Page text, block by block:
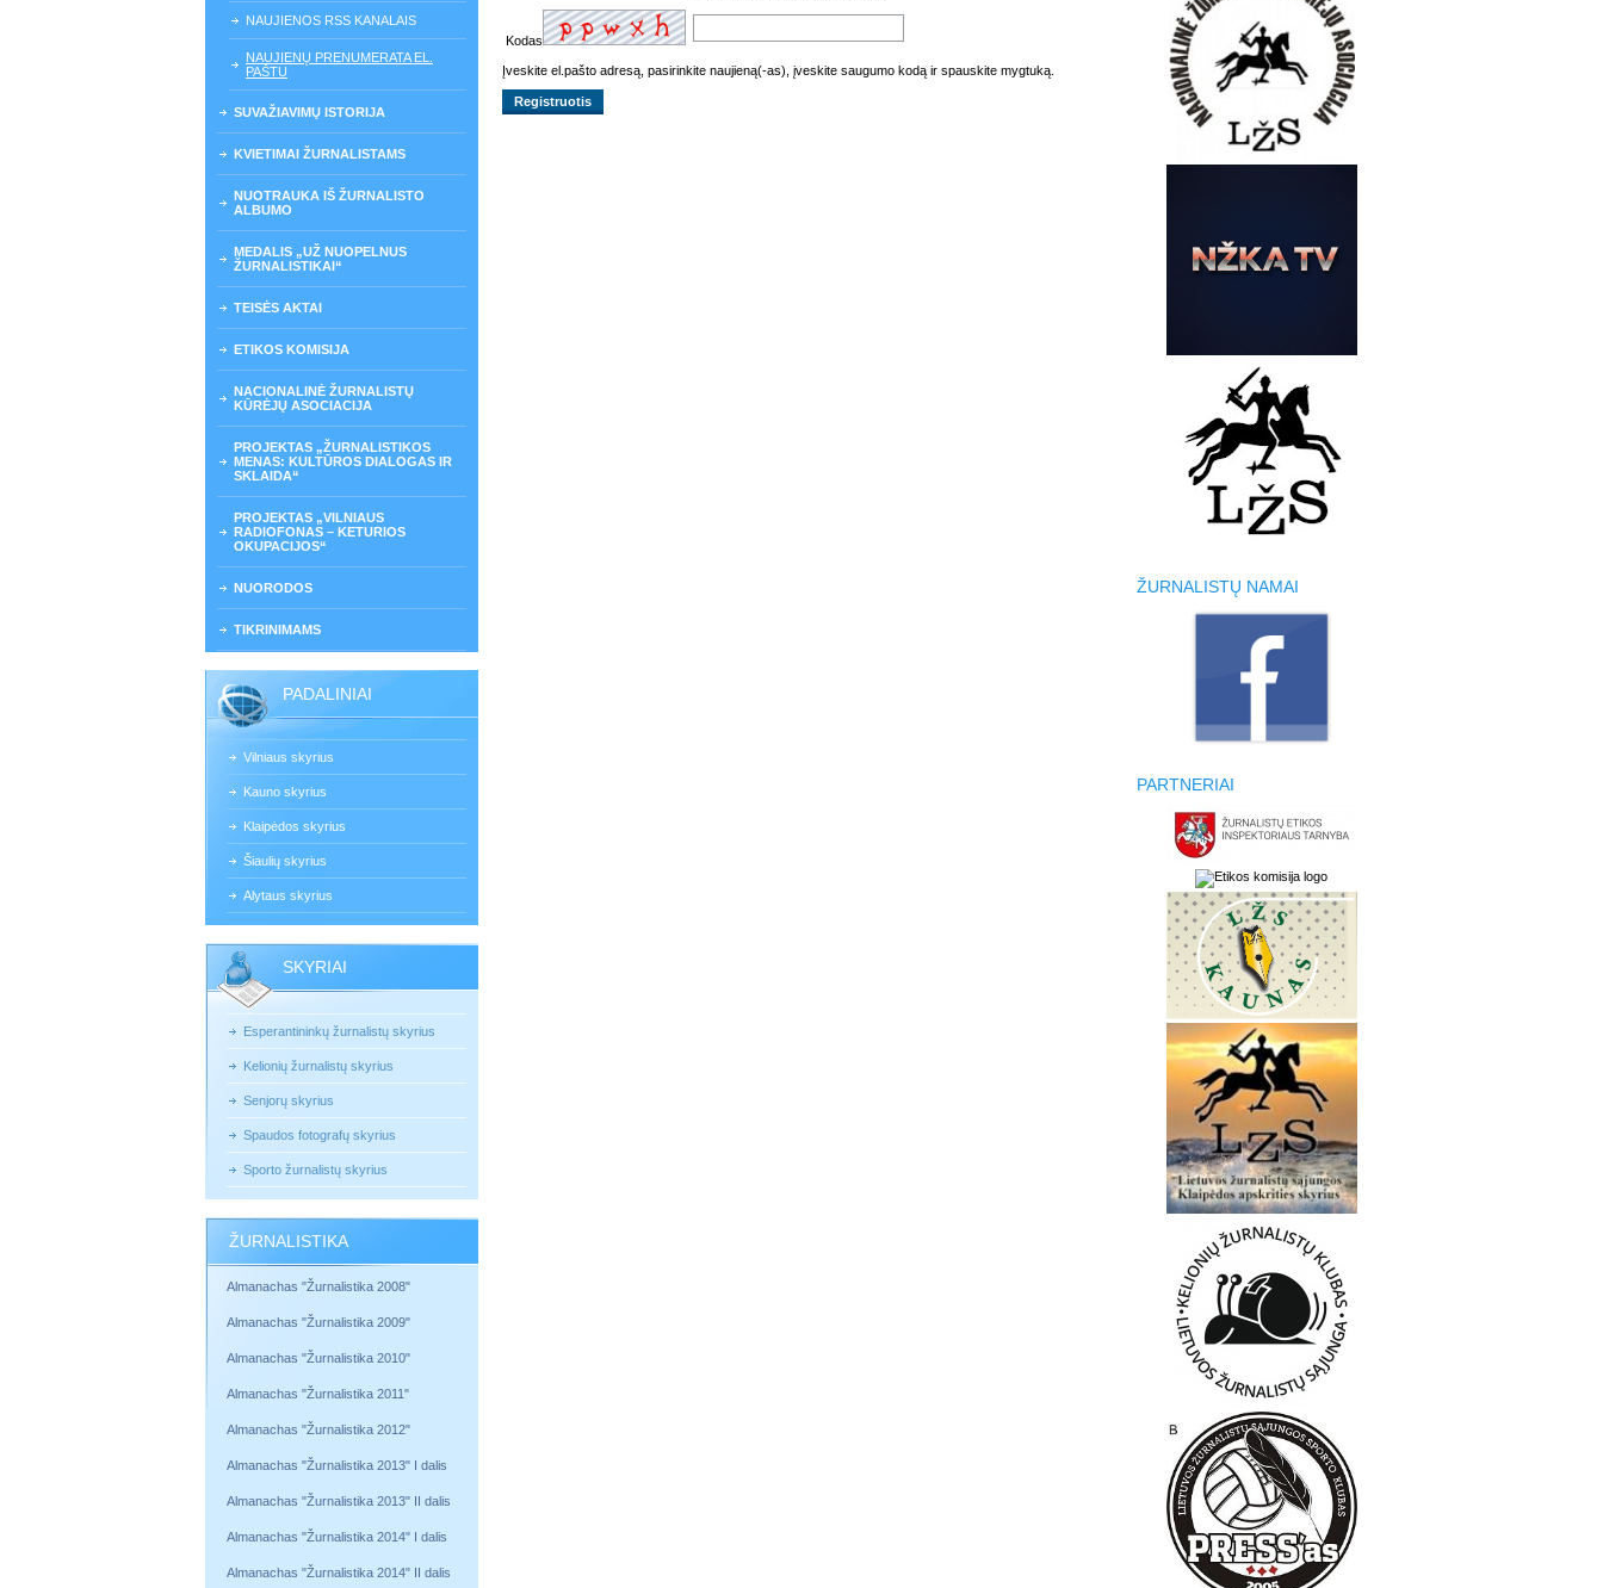
NAUJIENOS RSS KANALAIS
NAUJIENŲ PRENUMERATA EL.
PAŠTU
SUVAŽIAVIMŲ ISTORIJA
KVIETIMAI ŽURNALISTAMS
NUOTRAUKA IŠ ŽURNALISTO
ALBUMO
MEDALIS „UŽ NUOPELNUS
ŽURNALISTIKAI“
TEISĖS AKTAI
ETIKOS KOMISIJA
NACIONALINĖ ŽURNALISTŲ
KŪRĖJŲ ASOCIACIJA
PROJEKTAS „ŽURNALISTIKOS
MENAS: KULTŪROS DIALOGAS IR
SKLAIDA“
PROJEKTAS „VILNIAUS
RADIOFONAS – KETURIOS
OKUPACIJOS“
NUORODOS
TIKRINIMAMS
PADALINIAI
Vilniaus skyrius
Kauno skyrius
Klaipėdos skyrius
Šiaulių skyrius
Alytaus skyrius
SKYRIAI
Esperantininkų žurnalistų skyrius
Kelionių žurnalistų skyrius
Senjorų skyrius
Spaudos fotografų skyrius
Sporto žurnalistų skyrius
ŽURNALISTIKA
Almanachas "Žurnalistika 2008"
Almanachas "Žurnalistika 2009"
Almanachas "Žurnalistika 2010"
Almanachas "Žurnalistika 2011"
Almanachas "Žurnalistika 2012"
Almanachas "Žurnalistika 2013" I dalis
Almanachas "Žurnalistika 2013" II dalis
Almanachas "Žurnalistika 2014" I dalis
Almanachas "Žurnalistika 2014" II dalis
Kodas
Įveskite el.pašto adresą, pasirinkite naujieną(-as), įveskite saugumo kodą ir spauskite mygtuką.
ŽURNALISTŲ NAMAI
PARTNERIAI